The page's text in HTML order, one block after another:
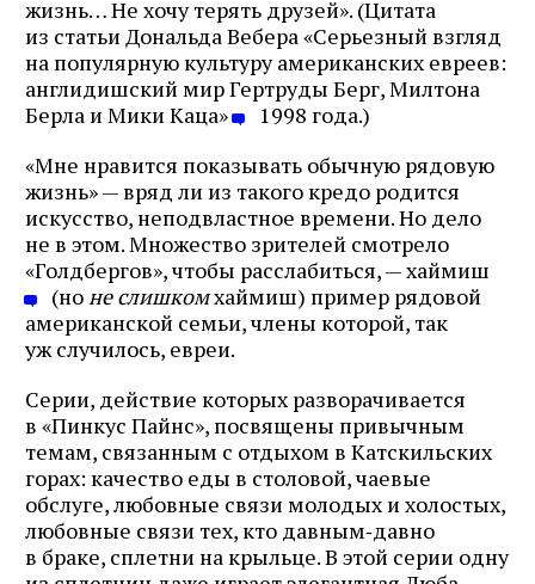
жизнь… Не хочу терять друзей». (Цитата
из статьи Дональда Вебера «Серьезный взгляд
на популярную культуру американских евреев:
англидишский мир Гертруды Берг, Милтона
Берла и Мики Каца»
1998 года.)
«Мне нравится показывать обычную рядовую
жизнь» — вряд ли из такого кредо родится
искусство, неподвластное времени. Но дело
не в этом. Множество зрителей смотрело
«Голдбергов», чтобы расслабиться, — хаймиш
(ноне слишкомхаймиш) пример рядовой
американской семьи, члены которой, так
уж случилось, евреи.
Серии, действие которых разворачивается
в «Пинкус Пайнс», посвящены привычным
темам, связанным с отдыхом в Катскильских
горах: качество еды в столовой, чаевые
обслуге, любовные связи молодых и холостых,
любовные связи тех, кто давным‑давно
в браке, сплетни на крыльце. В этой серии одну